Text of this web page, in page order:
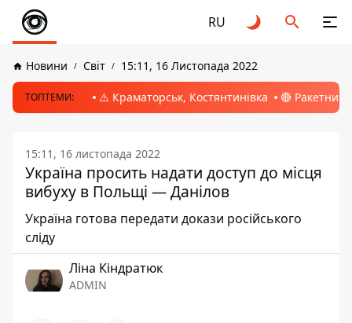
RU
Новини Світ 15:11, 16 Листопада 2022
ТОПТЕМИ: ⚠️ Краматорськ, Костянтинівка 🔴 Ракетний
15:11, 16 листопада 2022
Україна просить надати доступ до місця
вибуху в Польщі — Данілов
Україна готова передати докази російського
сліду
Ліна Кіндратюк
ADMIN